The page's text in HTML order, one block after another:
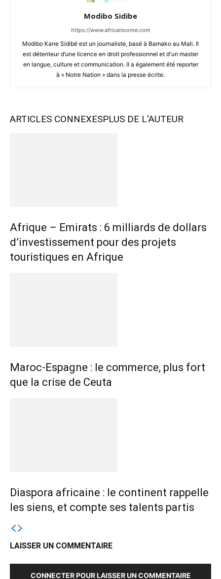
Modibo Sidibe
https://www.africaincome.com
Modibo Kane Sidibé est un journaliste, basé à Bamako au Mali. Il
est détenteur d’une licence en droit professionnel et d'un master
en langue, culture et communication. Il a également été reporter
à « Notre Nation » dans la presse écrite.
ARTICLES CONNEXESPLUS DE L'AUTEUR
Afrique – Emirats : 6 milliards de dollars
d’investissement pour des projets
touristiques en Afrique
Maroc-Espagne : le commerce, plus fort
que la crise de Ceuta
Diaspora africaine : le continent rappelle
les siens, et compte ses talents partis
LAISSER UN COMMENTAIRE
CONNECTER POUR LAISSER UN COMMENTAIRE